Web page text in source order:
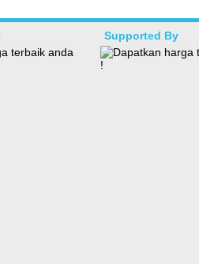
Supported By